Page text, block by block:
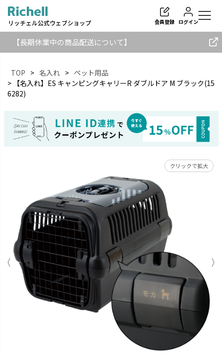
リッチェル公式ウェブショップ 会員登録 ログイン
【長期休業中の商品配送について】
TOP 名入れ
ペット用品
【名入れ】ES キャンピングキャリーR ダブルドア M ブラック(15
6282)
クリックで拡大